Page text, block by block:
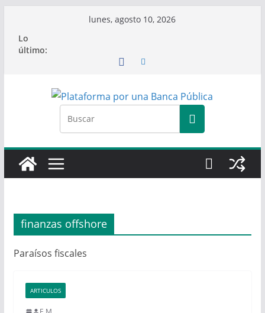
contenido
lunes, agosto 10, 2026
Lo
último:
finanzas offshore
Paraísos fiscales
ARTICULOS